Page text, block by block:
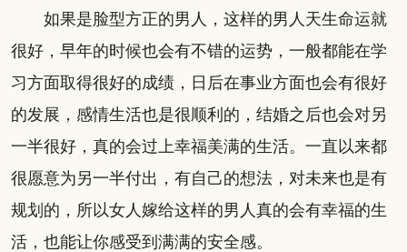
如果是脸型方正的男人，这样的男人天生命运就
很好，早年的时候也会有不错的运势，一般都能在学
习方面取得很好的成绩，日后在事业方面也会有很好
的发展，感情生活也是很顺利的，结婚之后也会对另
一半很好，真的会过上幸福美满的生活。一直以来都
很愿意为另一半付出，有自己的想法，对未来也是有
规划的，所以女人嫁给这样的男人真的会有幸福的生
活，也能让你感受到满满的安全感。